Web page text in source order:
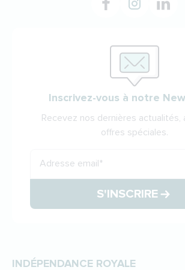
Inscrivez-vous à notre
Recevez nos dernières actualités,
offres spéciales.
Adresse email*
S'INSCRIRE
INDÉPENDANCE ROYALE